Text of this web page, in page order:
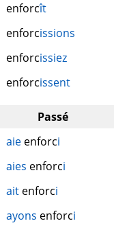
enforcît
enforcissions
enforcissiez
enforcissent
Passé
aie enforci
aies enforci
ait enforci
ayons enforci